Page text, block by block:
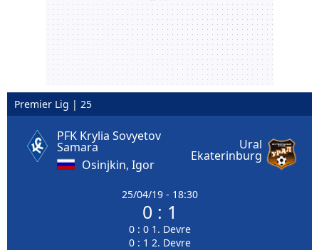
Premier Lig | 25
PFK Krylia Sovyetov
Samara
Osinjkin, Igor
25/04/19 - 18:30
0 : 1
0 : 0 1. Devre
0 : 1 2. Devre
Ural
Ekaterinburg